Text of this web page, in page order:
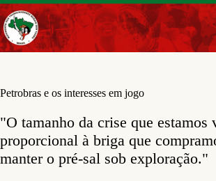
Pular
para
o
conteúdo
Petrobras e os interesses em jogo
"O tamanho da crise que estamos
proporcional à briga que
manter o pré-sal sob exploração."